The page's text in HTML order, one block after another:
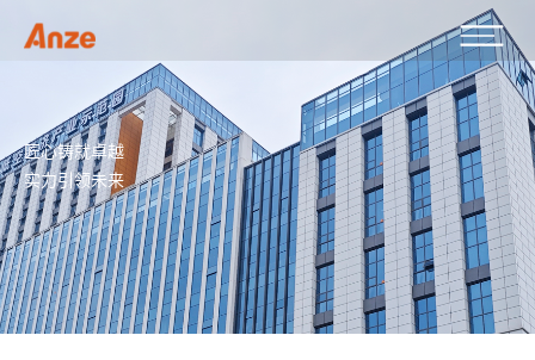
匠心铸就卓越
实力引领未来